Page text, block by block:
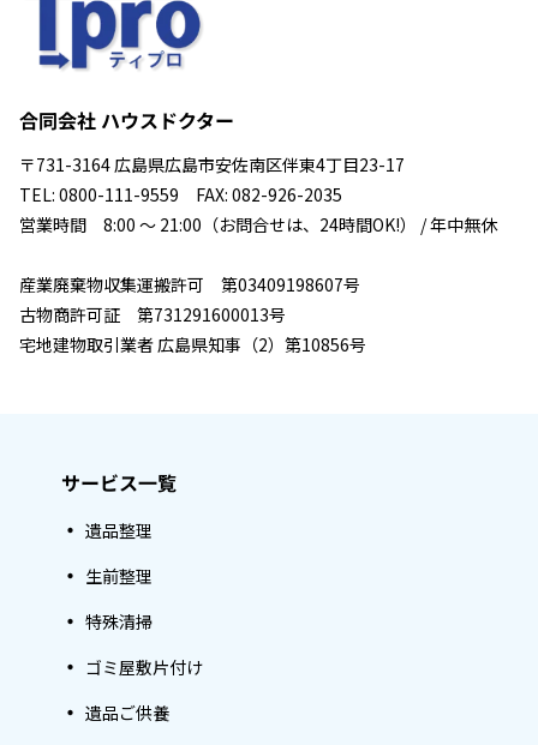
合同会社 ハウスドクター
〒731-3164 広島県広島市安佐南区伴東4丁目23-17
TEL: 0800-111-9559 FAX: 082-926-2035
営業時間 8:00 ～ 21:00（お問合せは、24時間OK!） / 年中無休
産業廃棄物収集運搬許可 第03409198607号
古物商許可証 第731291600013号
宅地建物取引業者 広島県知事（2）第10856号
サービス一覧
遺品整理
生前整理
特殊清掃
ゴミ屋敷片付け
遺品ご供養